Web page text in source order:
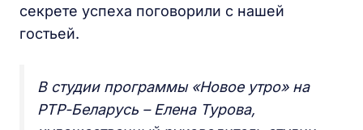
секрете успеха поговорили с нашей
гостьей.
В студии программы «Новое утро» на
РТР-Беларусь – Елена Турова,